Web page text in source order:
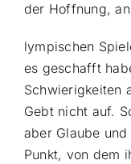
der Hoffnung,
lympischen
es geschafft
Schwierigkeiten
Gebt nicht auf.
aber Glaube
Punkt, von dem